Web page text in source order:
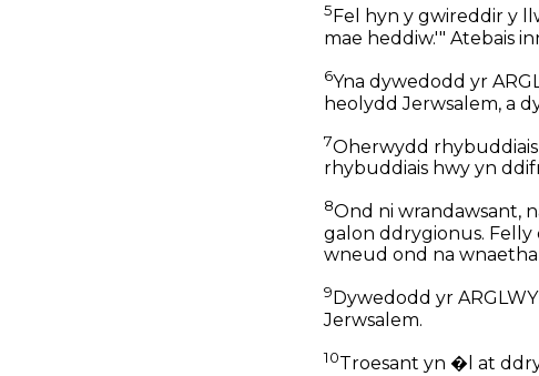
5 Fel hyn y gwireddir y
mae heddiw.'" Atebais
6Yna dywedodd yr
heolydd Jerwsalem, a
7Oherwydd
rhybuddiais hwy yn
8Ond ni wrandawsant,
galon ddrygionus.
wneud ond na
9 Dywedodd yr
Jerwsalem.
10Troesant yn �l at